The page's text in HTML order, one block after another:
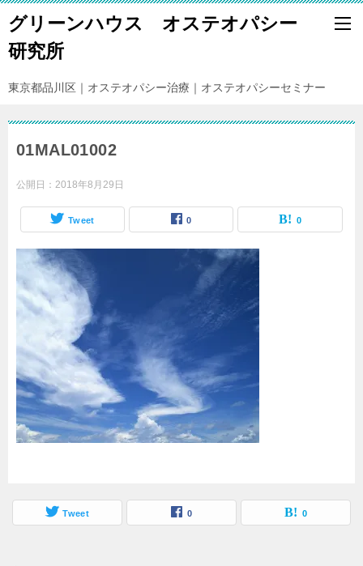
グリーンハウス オステオパシー
研究所
東京都品川区｜オステオパシー治療｜オステオパシーセミナー
01MAL01002
公開日： 2018年8月29日
Tweet 0 0
Tweet 0 0